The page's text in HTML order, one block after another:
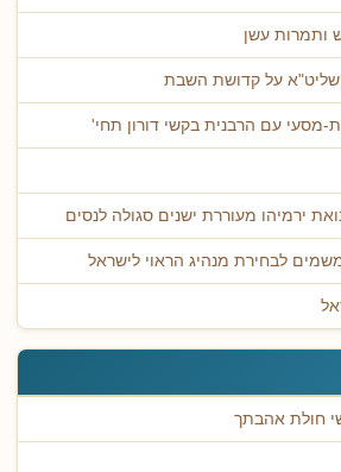
ותמרות עשן
שליט"א על קדושת השבת
מסעי עם הרבנית בקשי דורון תחי'
ירמיהו מעוררת ישנים סגולה לנסים
לבחירת מנהיג הראוי לישראל
חולת אהבתך